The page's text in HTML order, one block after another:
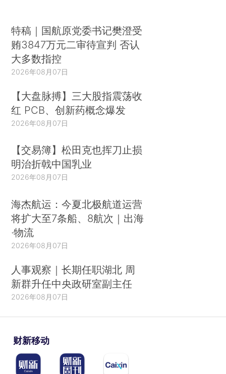
特稿｜国航原党委书记樊澄受
贿3847万元二审待宣判 否认
大多数指控
2026年08月07日
【大盘脉搏】三大股指震荡收
红 PCB、创新药概念爆发
2026年08月07日
【交易簿】松田克也挥刀止损
明治折戟中国乳业
2026年08月07日
海杰航运：今夏北极航道运营
将扩大至7条船、8航次｜出海
·物流
2026年08月07日
人事观察｜长期任职湖北 周
新群升任中央政研室副主任
2026年08月07日
财新移动